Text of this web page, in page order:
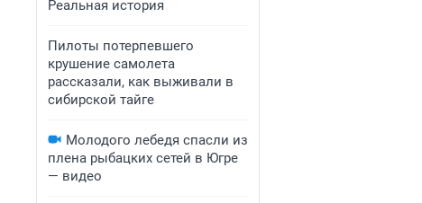
Реальная история
Пилоты потерпевшего
крушение самолета
рассказали, как выживали в
сибирской тайге
Молодого лебедя спасли из
плена рыбацких сетей в Югре
— видео